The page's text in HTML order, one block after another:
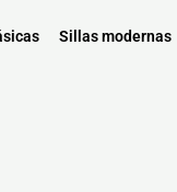
Sillas modernas